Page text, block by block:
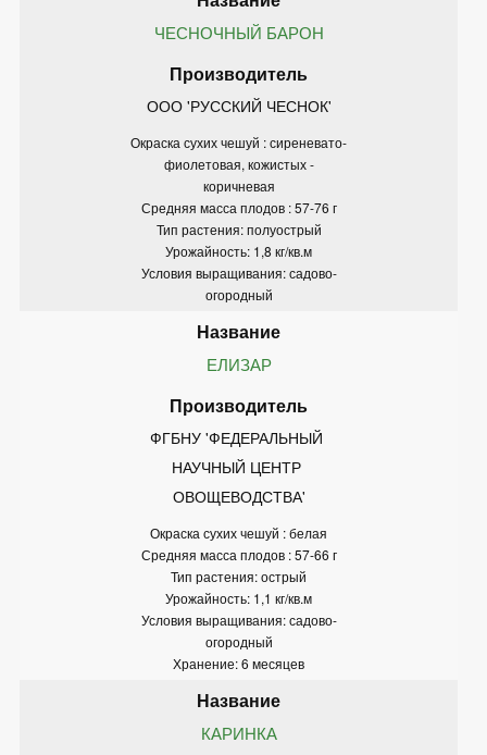
ЧЕСНОЧНЫЙ БАРОН
ООО 'РУССКИЙ ЧЕСНОК'
Окраска сухих чешуй : сиреневато-
фиолетовая, кожистых -
коричневая
Средняя масса плодов : 57-76 г
Тип растения: полуострый
Урожайность: 1,8 кг/кв.м
Условия выращивания: садово-
огородный
ЕЛИЗАР
ФГБНУ 'ФЕДЕРАЛЬНЫЙ
НАУЧНЫЙ ЦЕНТР
ОВОЩЕВОДСТВА'
Окраска сухих чешуй : белая
Средняя масса плодов : 57-66 г
Тип растения: острый
Урожайность: 1,1 кг/кв.м
Условия выращивания: садово-
огородный
Хранение: 6 месяцев
КАРИНКА